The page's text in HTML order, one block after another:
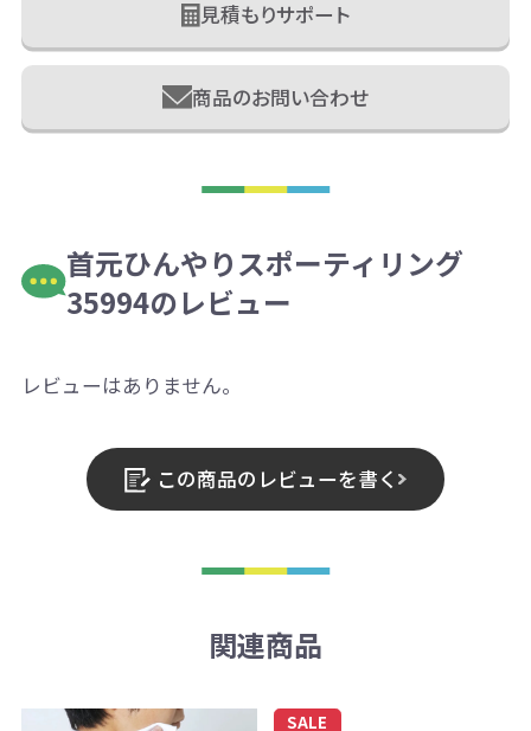
見積もりサポート
商品のお問い合わせ
首元ひんやりスポーティリング
35994のレビュー
レビューはありません。
この商品のレビューを書く
関連商品
SALE